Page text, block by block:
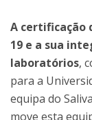
A certificação
19 e a sua
laboratórios,
para a
equipa do
move esta